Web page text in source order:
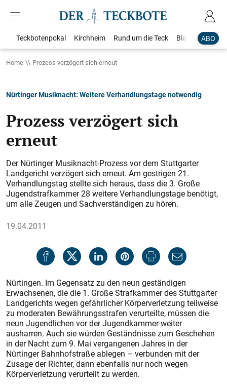
ABO
Teckbotenpokal Kirchheim Rund um die Teck Blaulicht
Home Prozess verzögert sich erneut
Nürtinger Musiknacht: Weitere Verhandlungstage notwendig
Prozess verzögert sich
erneut
Der Nürtinger Musiknacht-Prozess vor dem Stuttgarter
Landgericht verzögert sich erneut. Am gestrigen 21.
Verhandlungstag stellte sich heraus, dass die 3. Große
Jugendstrafkammer 28 weitere Verhandlungstage benötigt,
um alle Zeugen und Sachverständigen zu hören.
19.04.2011
Nürtingen. Im Gegensatz zu den neun geständigen
Erwachsenen, die die 1. Große Strafkammer des Stuttgarter
Landgerichts wegen gefährlicher Körperverletzung teilweise
zu moderaten Bewährungsstrafen verurteilte, müssen die
neun Jugendlichen vor der Jugendkammer weiter
ausharren. Auch sie würden Geständnisse zum Geschehen
in der Nacht zum 9. Mai vergangenen Jahres in der
Nürtinger Bahnhofstraße ablegen – verbunden mit der
Zusage der Richter, dann ebenfalls nur noch wegen
Körperverletzung verurteilt zu werden.